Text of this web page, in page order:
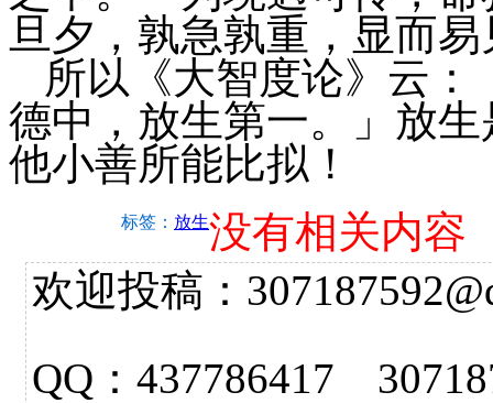
旦夕，孰急孰重，显而易
所以《大智度论》云
德中，放生第一。」放
他小善所能比拟！
标签： 放生没有相关内容
欢迎投稿：
QQ：437786417